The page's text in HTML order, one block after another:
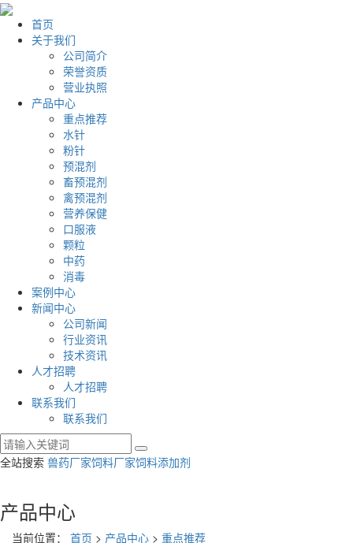
首页
关于我们
公司简介
荣誉资质
营业执照
产品中心
重点推荐
水针
粉针
预混剂
畜预混剂
禽预混剂
营养保健
口服液
颗粒
中药
消毒
案例中心
新闻中心
公司新闻
行业资讯
技术资讯
人才招聘
人才招聘
联系我们
联系我们
全站搜索 兽药厂家饲料厂家饲料添加剂
产品中心
当前位置： 首页 > 产品中心 > 重点推荐